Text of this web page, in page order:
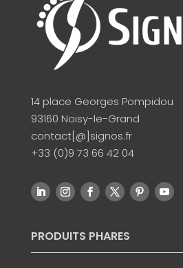
14 place Georges Pompidou
93160 Noisy-le-Grand
contact[@]signos.fr
+33 (0)9 73 66 42 04
PRODUITS PHARES